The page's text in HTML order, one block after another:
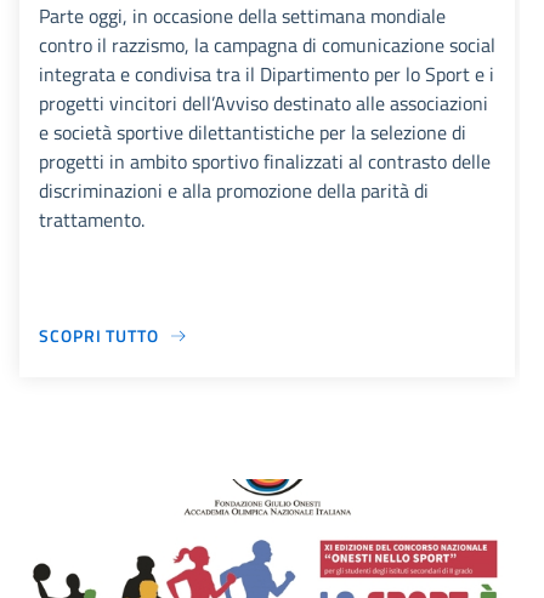
Parte oggi, in occasione della settimana mondiale
contro il razzismo, la campagna di comunicazione social
integrata e condivisa tra il Dipartimento per lo Sport e i
progetti vincitori dell’Avviso destinato alle associazioni
e società sportive dilettantistiche per la selezione di
progetti in ambito sportivo finalizzati al contrasto delle
discriminazioni e alla promozione della parità di
trattamento.
SCOPRI TUTTO